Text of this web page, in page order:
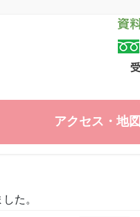
アクセス・地図
た。